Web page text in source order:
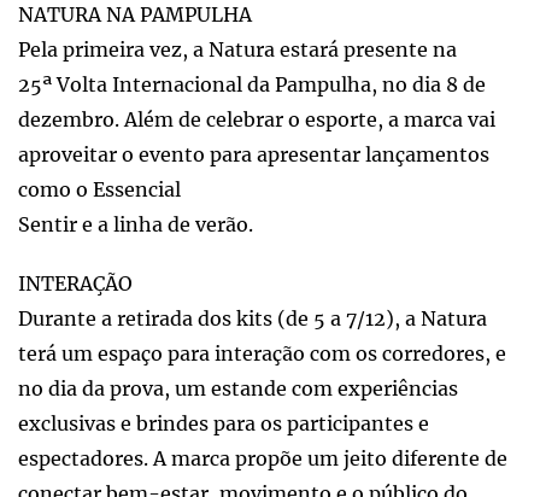
NATURA NA PAMPULHA
Pela primeira vez, a Natura estará presente na
25ª Volta Internacional da Pampulha, no dia 8 de
dezembro. Além de celebrar o esporte, a marca vai
aproveitar o evento para apresentar lançamentos
como o Essencial
Sentir e a linha de verão.
INTERAÇÃO
Durante a retirada dos kits (de 5 a 7/12), a Natura
terá um espaço para interação com os corredores, e
no dia da prova, um estande com experiências
exclusivas e brindes para os participantes e
espectadores. A marca propõe um jeito diferente de